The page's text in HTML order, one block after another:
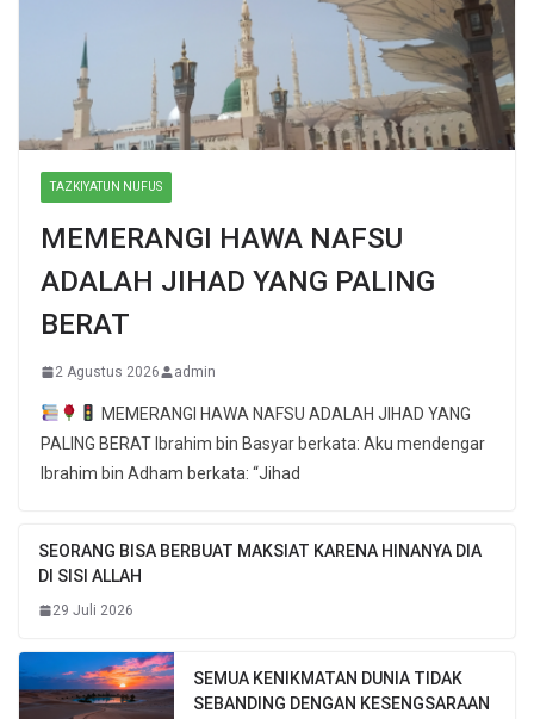
TAZKIYATUN NUFUS
MEMERANGI HAWA NAFSU
ADALAH JIHAD YANG PALING
BERAT
2 Agustus 2026 admin
MEMERANGI HAWA NAFSU ADALAH JIHAD YANG
PALING BERAT Ibrahim bin Basyar berkata: Aku mendengar
Ibrahim bin Adham berkata: “Jihad
SEORANG BISA BERBUAT MAKSIAT KARENA HINANYA DIA
DI SISI ALLAH
29 Juli 2026
SEMUA KENIKMATAN DUNIA TIDAK
SEBANDING DENGAN KESENGSARAAN